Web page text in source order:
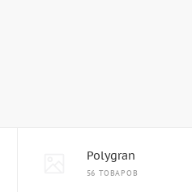
Polygran
56 ТОВАРОВ